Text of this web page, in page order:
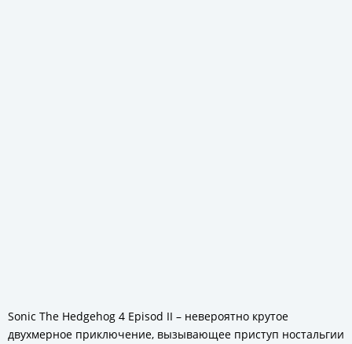
Sonic The Hedgehog 4 Episod II – невероятно крутое
двухмерное приключение, вызывающее приступ ностальгии